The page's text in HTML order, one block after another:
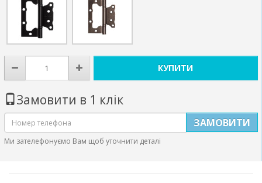
КУПИТИ
Замовити в 1 клік
ЗАМОВИТИ
Ми зателефонуємо Вам щоб уточнити деталі